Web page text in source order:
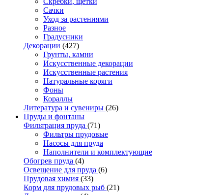
Сачки
Уход за растениями
Разное
Градусники
Декорации (427)
Грунты, камни
Искусственные декорации
Искусственные растения
Натуральные коряги
Фоны
Кораллы
Литература и сувениры (26)
Пруды и фонтаны
Фильтрация пруда (71)
Фильтры прудовые
Насосы для пруда
Наполнители и комплектующие
Обогрев пруда (4)
Освещение для пруда (6)
Прудовая химия (33)
Корм для прудовых рыб (21)